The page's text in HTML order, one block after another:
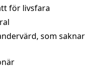
för livsfara
som saknar